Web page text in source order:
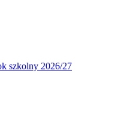
szkolny 2026/27